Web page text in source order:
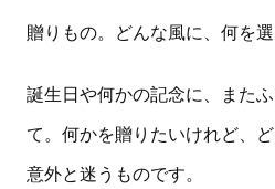
贈りもの。どんな風に、何を
誕生日や何かの記念に、また
て。何かを贈りたいけれど、
意外と迷うものです。